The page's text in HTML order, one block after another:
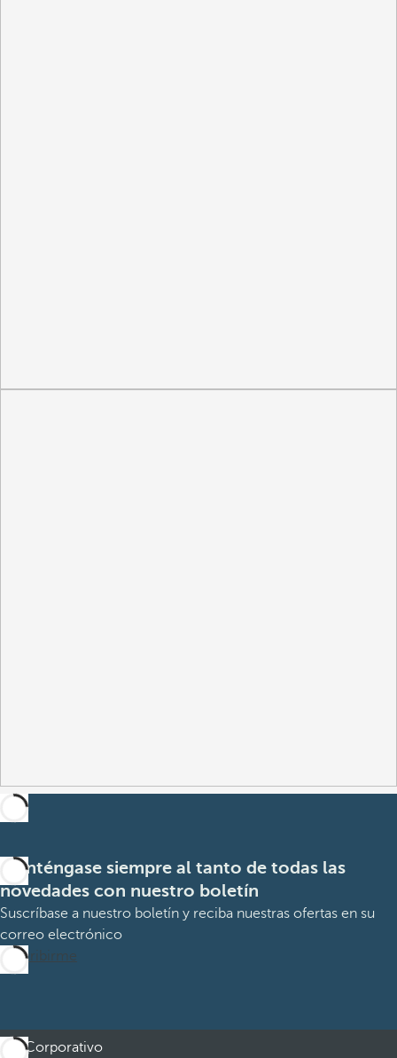
Manténgase siempre al tanto de todas las
novedades con nuestro boletín
Suscríbase a nuestro boletín y reciba nuestras ofertas en su
correo electrónico
Suscribirme
Corporativo